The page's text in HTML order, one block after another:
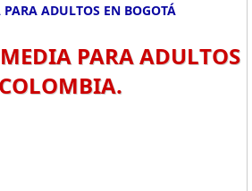
ADULTOS EN BOGOTÁ
PARA ADULTOS